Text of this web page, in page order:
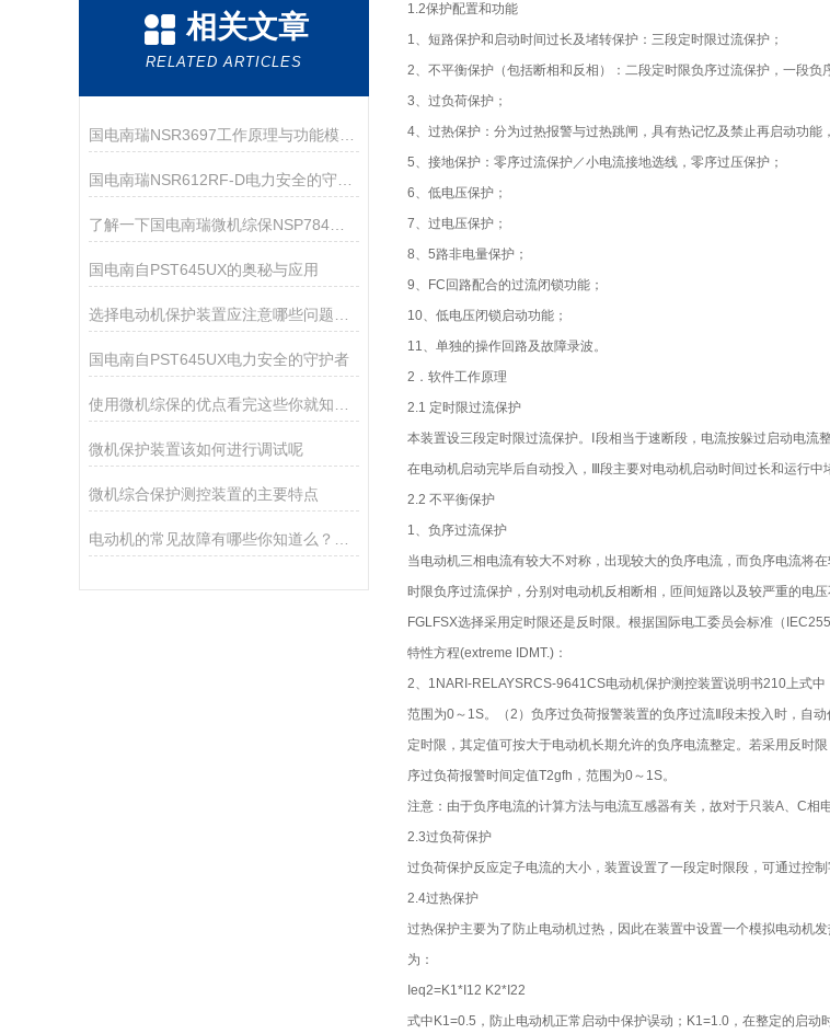
相关文章
RELATED ARTICLES
了解一下国电南瑞微机综保NSP784的配置有哪些
国电南自PST645UX的奥秘与应用
国电南自PST645UX电力安全的守护者
微机保护装置该如何进行调试呢
微机综合保护测控装置的主要特点
1.2保护配置和功能
1、短路保护和启动时间过长及堵转保护：三段定时限过流保护；
2、不平衡保护（包括断相和反相）：二段定时限负序过流保护，一段
3、过负荷保护；
4、过热保护：分为过热报警与过热跳闸，具有热记忆及禁止再启动功能
5、接地保护：零序过流保护／小电流接地选线，零序过压保护；
6、低电压保护；
7、过电压保护；
8、5路非电量保护；
9、FC回路配合的过流闭锁功能；
10、低电压闭锁启动功能；
11、单独的操作回路及故障录波。
2．软件工作原理
2.1 定时限过流保护
本装置设三段定时限过流保护。Ⅰ段相当于速断段，电流按躲过启动电
在电动机启动完毕后自动投入，Ⅲ段主要对电动机启动时间过长和运行中
2.2 不平衡保护
1、负序过流保护
当电动机三相电流有较大不对称，出现较大的负序电流，而负序电流将
时限负序过流保护，分别对电动机反相断相，匝间短路以及较严重的电
FGLFSX选择采用定时限还是反时限。根据国际电工委员会标准（
特性方程(extreme IDMT.)：
2、1NARI-RELAYSRCS-9641CS电动机保护测控装置说明书210上式
范围为0～1S。（2）负序过负荷报警装置的负序过流Ⅱ段未投入时，自
定时限，其定值可按大于电动机长期允许的负序电流整定。若采用反时
序过负荷报警时间定值T2gfh，范围为0～1S。
注意：由于负序电流的计算方法与电流互感器有关，故对于只装A、C相
2.3过负荷保护
过负荷保护反应定子电流的大小，装置设置了一段定时限段，可通过控制
2.4过热保护
过热保护主要为了防止电动机过热，因此在装置中设置一个模拟电动机
为：
Ieq2=K1*I12 K2*I22
式中K1=0.5，防止电动机正常启动中保护误动；K1=1.0，在整定的启